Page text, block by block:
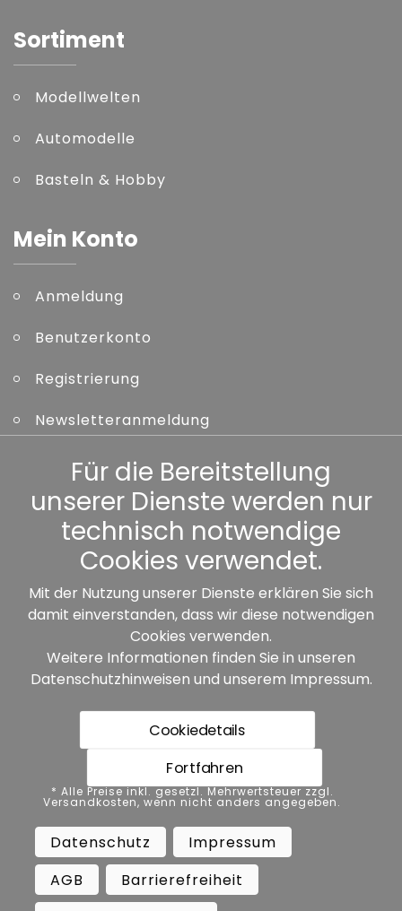
Sortiment
Modellwelten
Automodelle
Basteln & Hobby
Mein Konto
Anmeldung
Benutzerkonto
Registrierung
Newsletteranmeldung
Kennwort vergessen
Sonstiges
Unsere Partner:
* Alle Preise inkl. gesetzl. Mehrwertsteuer zzgl.
Versandkosten, wenn nicht anders angegeben.
Datenschutz Impressum
Barrierefreiheit
Vertrag widerrufen
Widerrufsbelehrung
Für die Bereitstellung
unserer Dienste werden nur
technisch notwendige
Cookies verwendet.
Mit der Nutzung unserer Dienste erklären Sie sich
damit einverstanden, dass wir diese notwendigen
Cookies verwenden.
Weitere Informationen finden Sie in unseren
Datenschutzhinweisen und unserem Impressum.
Cookiedetails
Fortfahren
* Alle Preise inkl. gesetzl. Mehrwertsteuer zzgl.
Versandkosten, wenn nicht anders angegeben.
Datenschutz
Impressum
AGB
Barrierefreiheit